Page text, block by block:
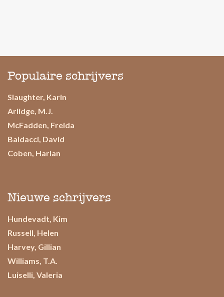
Populaire schrijvers
Slaughter, Karin
Arlidge, M.J.
McFadden, Freida
Baldacci, David
Coben, Harlan
Nieuwe schrijvers
Hundevadt, Kim
Russell, Helen
Harvey, Gillian
Williams, T.A.
Luiselli, Valeria